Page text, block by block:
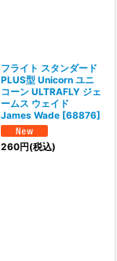
フライト スタンダード
PLUS型 Unicorn ユニ
コーン ULTRAFLY ジェ
ームス ウェイド
James Wade [68876]
260円(税込)